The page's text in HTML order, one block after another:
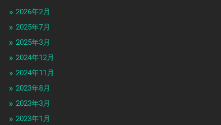
2026年2月
2025年7月
2025年3月
2024年12月
2024年11月
2023年8月
2023年3月
2023年1月